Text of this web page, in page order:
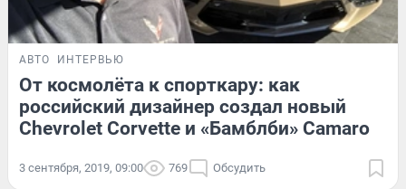
АВТО ИНТЕРВЬЮ
От космолёта к спорткару: как
российский дизайнер создал новый
Chevrolet Corvette и «Бамблби» Camaro
3 сентября, 2019, 09:00 769 Обсудить